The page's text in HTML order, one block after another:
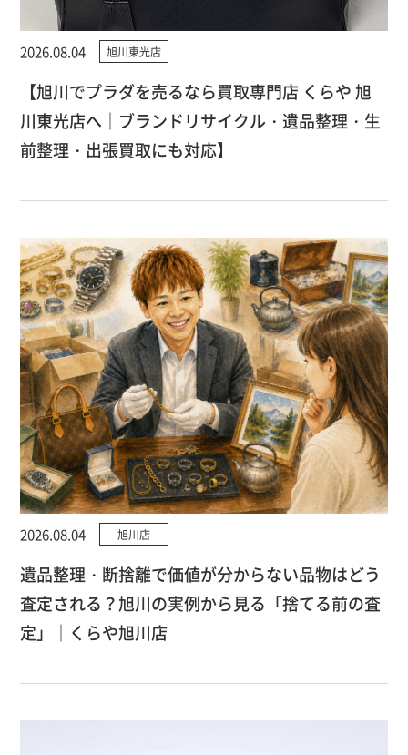
2026.08.04 旭川東光店
【旭川でプラダを売るなら買取専門店 くらや 旭
川東光店へ｜ブランドリサイクル・遺品整理・生
前整理・出張買取にも対応】
2026.08.04 旭川店
遺品整理・断捨離で価値が分からない品物はどう
査定される？旭川の実例から見る「捨てる前の査
定」｜くらや旭川店